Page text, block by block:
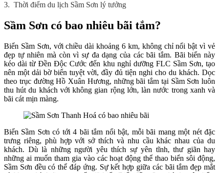
3. Thời điểm du lịch Sầm Sơn lý tưởng
Sầm Sơn có bao nhiêu bãi tắm?
Biển Sầm Sơn, với chiều dài khoảng 6 km, không chỉ nổi bật vì vẻ
đẹp tự nhiên mà còn vì sự đa dạng của các bãi tắm. Bãi biển này
kéo dài từ Đền Độc Cước đến khu nghỉ dưỡng FLC Sầm Sơn, tạo
nên một dải bờ biển tuyệt vời, đầy đủ tiện nghi cho du khách. Dọc
theo trục đường Hồ Xuân Hương, những bãi tắm tại Sầm Sơn luôn
thu hút du khách với không gian rộng lớn, làn nước trong xanh và
bãi cát mịn màng.
Biển Sầm Sơn có tới 4 bãi tắm nổi bật, mỗi bãi mang một nét đặc
trưng riêng, phù hợp với sở thích và nhu cầu khác nhau của du
khách. Dù là những người yêu thích sự yên tĩnh, thư giãn hay
những ai muốn tham gia vào các hoạt động thể thao biển sôi động,
Sầm Sơn đều có thể đáp ứng. Sự kết hợp giữa các bãi tắm đẹp mắt